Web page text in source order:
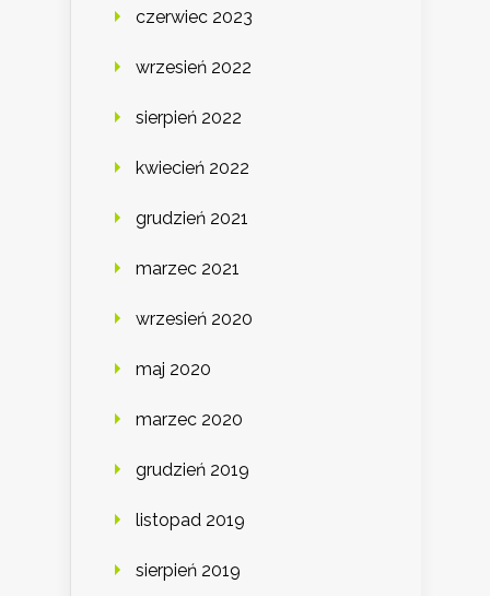
czerwiec 2023
wrzesień 2022
sierpień 2022
kwiecień 2022
grudzień 2021
marzec 2021
wrzesień 2020
maj 2020
marzec 2020
grudzień 2019
listopad 2019
sierpień 2019